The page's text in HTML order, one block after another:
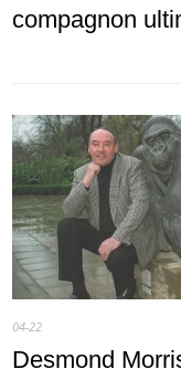
compagnon
04-22
Desmond